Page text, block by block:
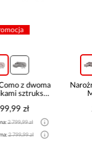
z dwoma
sztruks
zł
zł
zł
Narożnik z
2